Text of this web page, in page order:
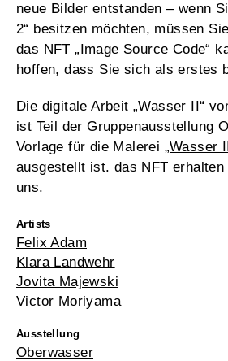
neue Bilder entstanden – wenn
2“ besitzen möchten, müssen
das NFT „Image Source Code“
hoffen, dass Sie sich als erstes
Die digitale Arbeit „Wasser II“
ist Teil der Gruppenausstellung
Vorlage für die Malerei „Wasser
ausgestellt ist. das NFT
uns.
Artists
Felix Adam
Klara Landwehr
Jovita Majewski
Victor Moriyama
Ausstellung
Oberwasser